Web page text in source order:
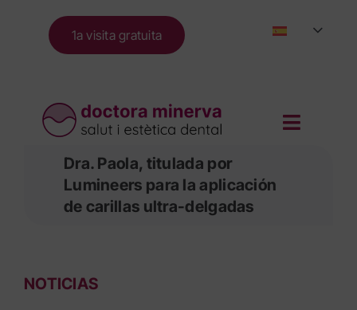
1a visita gratuita
Dra. Paola, titulada por
Lumineers para la aplicación
de carillas ultra-delgadas
NOTICIAS